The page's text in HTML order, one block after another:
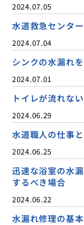
2024.07.05
水道救急センタ
2024.07.04
シンクの水漏れ
2024.07.01
トイレが流れな
2024.06.29
水道職人の仕事
2024.06.25
迅速な浴室の水
するべき場合
2024.06.22
水漏れ修理の基